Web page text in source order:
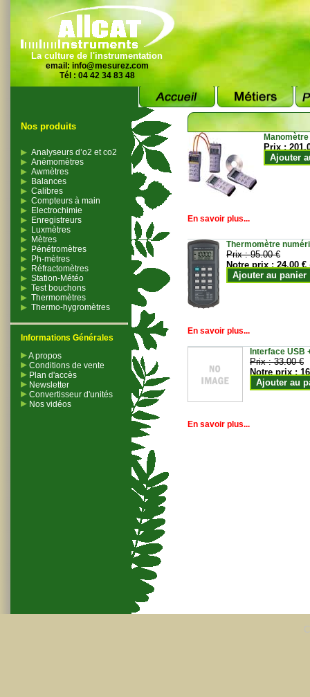
La culture de l'instrumentation
email: info@mesurez.com
Tél : 04 42 34 83 48
Nos produits
Analyseurs d’o2 et co2
Anémomètres
Awmètres
Balances
Calibres
Compteurs à main
Electrochimie
Enregistreurs
Luxmètres
Mètres
Pénétromètres
Ph-mètres
Réfractomètres
Station-Météo
Test bouchons
Thermomètres
Thermo-hygromètres
Informations Générales
A propos
Conditions de vente
Plan d'accès
Newsletter
Convertisseur d'unités
Nos vidéos
Prix :
Ajouter
En savoir plus...
Thermomètre
Prix :95.00 €
Notre prix :24.00 €
Ajouter au panier
En savoir plus...
Interface USB
Prix :33.00 €
Notre prix :
Ajouter au
En savoir plus...